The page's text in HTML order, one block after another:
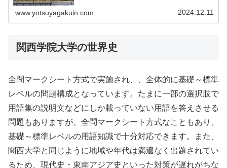
www.yotsuyagakuin.com 2024.12.11
関西学院大学の世界史
全問マークシート方式で実施され、、全体的に基礎～標準
レベルの問題構成となっています。たまに一部の選択肢で
用語集の説明文などにしか載っていない用語を答えさせる
問題もありますが、全問マークシート方式なこともあり、
基礎～標準レベルの用語知識で十分対応できます。また、
関西大学と同じように地域や年代は満遍なく出題されてい
るため、現代史・東南アジア史といった対策が遅れがちな